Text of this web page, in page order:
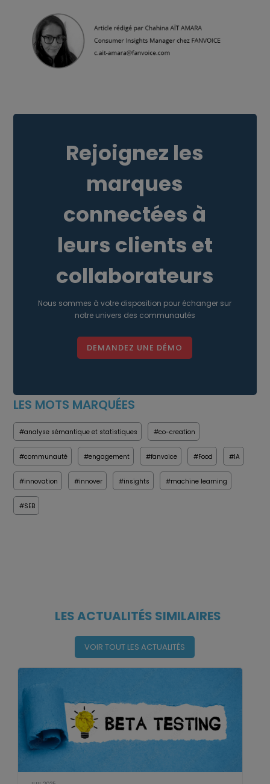
Rejoignez les
marques
connectées à
leurs clients et
collaborateurs
Nous sommes à votre disposition pour échanger sur
notre univers des communautés
DEMANDEZ UNE DÉMO
LES MOTS MARQUÉES
#analyse sémantique et statistiques #co-creation
#communauté #engagement #fanvoice #Food #IA
#innovation #innover #insights #machine learning
#SEB
LES ACTUALITÉS SIMILAIRES
VOIR TOUT LES ACTUALITÉS